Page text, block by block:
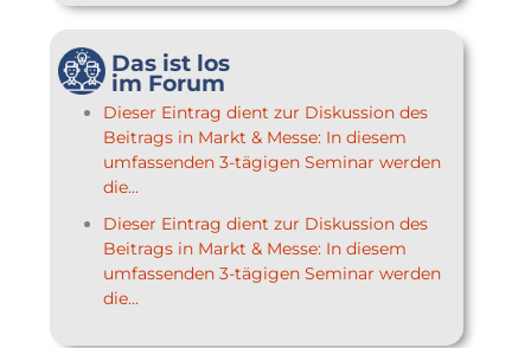
Das ist los
im Forum
Dieser Eintrag dient zur Diskussion des
Beitrags in Markt & Messe: In diesem
umfassenden 3-tägigen Seminar werden
die...
Dieser Eintrag dient zur Diskussion des
Beitrags in Markt & Messe: In diesem
umfassenden 3-tägigen Seminar werden
die...